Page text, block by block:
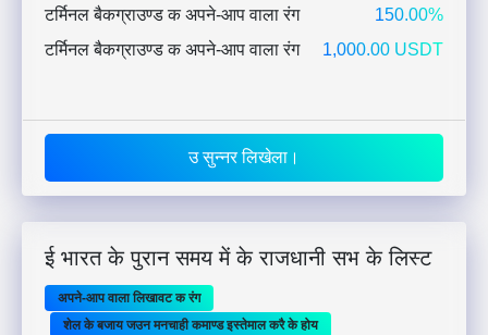
टर्मिनल बैकग्राउण्ड क अपने-आप वाला रंग
150.00%
टर्मिनल बैकग्राउण्ड क अपने-आप वाला रंग
1,000.00 USDT
उ सुन्नर लिखेला।
ई भारत के पुरान समय में के राजधानी सभ के लिस्ट
अपने-आप वाला लिखावट क रंग
शेल के बजाय जउन मनचाही कमाण्ड इस्तेमाल करै के होय